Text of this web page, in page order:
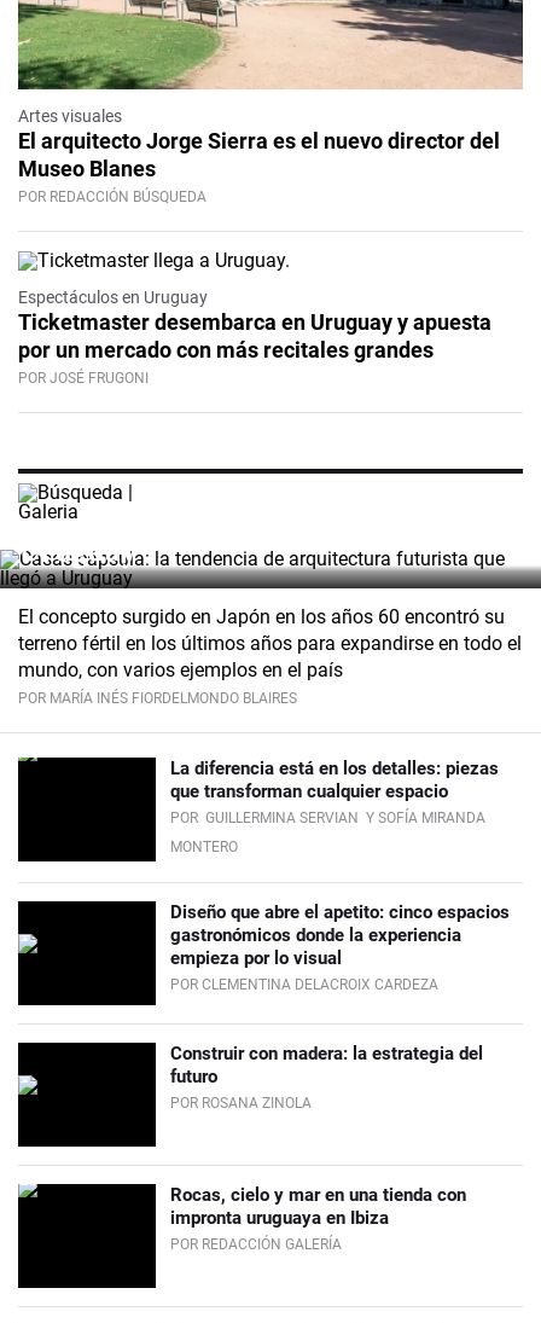
Artes visuales
El arquitecto Jorge Sierra es el nuevo director del
Museo Blanes
POR REDACCIÓN BÚSQUEDA
Espectáculos en Uruguay
Ticketmaster desembarca en Uruguay y apuesta
por un mercado con más recitales grandes
POR JOSÉ FRUGONI
Casas cápsula: la tendencia de
arquitectura futurista que llegó a
Uruguay
El concepto surgido en Japón en los años 60 encontró su
terreno fértil en los últimos años para expandirse en todo el
mundo, con varios ejemplos en el país
POR MARÍA INÉS FIORDELMONDO BLAIRES
La diferencia está en los detalles: piezas
que transforman cualquier espacio
POR GUILLERMINA SERVIAN Y SOFÍA MIRANDA
MONTERO
Diseño que abre el apetito: cinco espacios
gastronómicos donde la experiencia
empieza por lo visual
POR CLEMENTINA DELACROIX CARDEZA
Construir con madera: la estrategia del
futuro
POR ROSANA ZINOLA
Rocas, cielo y mar en una tienda con
impronta uruguaya en Ibiza
POR REDACCIÓN GALERÍA